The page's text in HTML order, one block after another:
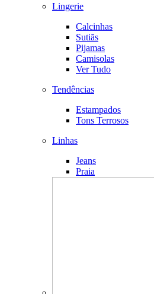
Lingerie
Calcinhas
Sutiãs
Pijamas
Camisolas
Ver Tudo
Tendências
Estampados
Tons Terrosos
Linhas
Jeans
Praia